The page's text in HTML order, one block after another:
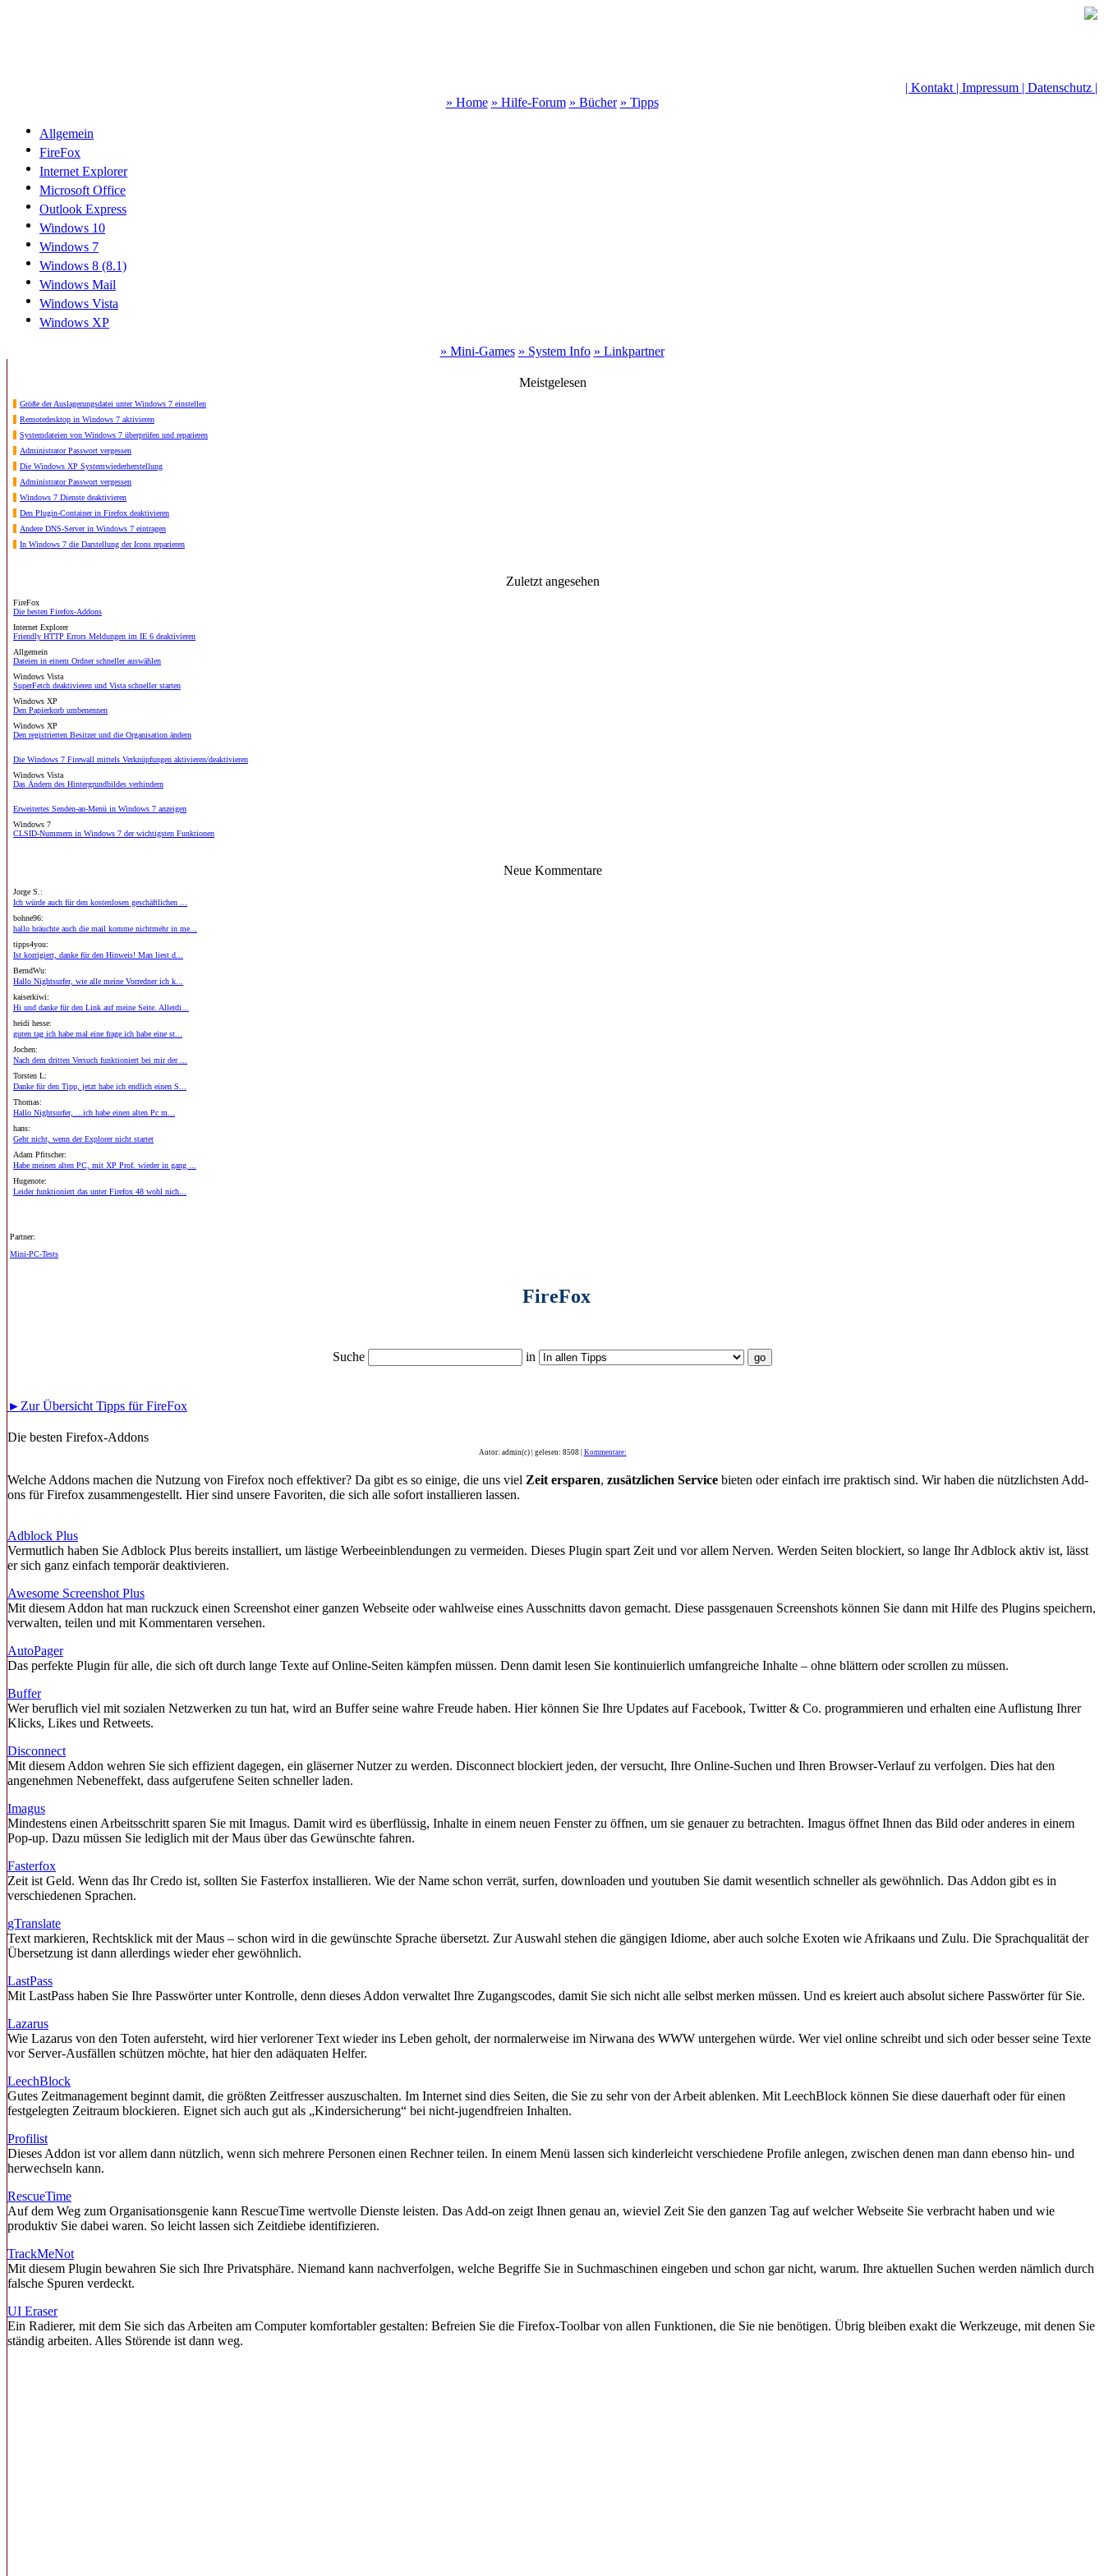
| Kontakt | Impressum | Datenschutz |
» Home » Hilfe-Forum » Bücher » Tipps
Allgemein
FireFox
Internet Explorer
Microsoft Office
Outlook Express
Windows 10
Windows 7
Windows 8 (8.1)
Windows Mail
Windows Vista
Windows XP
» Mini-Games » System Info » Linkpartner
Meistgelesen
Größe der Auslagerungsdatei unter Windows 7 einstellen
Remotedesktop in Windows 7 aktivieren
Systemdateien von Windows 7 überprüfen und reparieren
Administrator Passwort vergessen
Die Windows XP Systemwiederherstellung
Administrator Passwort vergessen
Windows 7 Dienste deaktivieren
Den Plugin-Container in Firefox deaktivieren
Andere DNS-Server in Windows 7 eintragen
In Windows 7 die Darstellung der Icons reparieren
Zuletzt angesehen
FireFox
Die besten Firefox-Addons
Internet Explorer
Friendly HTTP Errors Meldungen im IE 6 deaktivieren
Allgemein
Dateien in einem Ordner schneller auswählen
Windows Vista
SuperFetch deaktivieren und Vista schneller starten
Windows XP
Den Papierkorb umbenennen
Windows XP
Den registrierten Besitzer und die Organisation ändern
Die Windows 7 Firewall mittels Verknüpfungen aktivieren/deaktivieren
Windows Vista
Das Ändern des Hintergrundbildes verhindern
Erweitertes Senden-an-Menü in Windows 7 anzeigen
Windows 7
CLSID-Nummern in Windows 7 der wichtigsten Funktionen
Neue Kommentare
Jorge S.:
Ich würde auch für den kostenlosen geschäftlichen ...
bohne96:
hallo bräuchte auch die mail komme nichtmehr in me...
tipps4you:
Ist korrigiert, danke für den Hinweis! Man liest d...
BerndWu:
Hallo Nightsurfer, wie alle meine Vorredner ich k...
kaiserkiwi:
Hi und danke für den Link auf meine Seite. Allerdi...
heidi hesse:
guten tag ich habe mal eine frage ich habe eine st...
Jochen:
Nach dem dritten Versuch funktioniert bei mir der ...
Torsten L:
Danke für den Tipp, jetzt habe ich endlich einen S...
Thomas:
Hallo Nightsurfer, ...ich habe einen alten Pc m...
hans:
Geht nicht, wenn der Explorer nicht startet
Adam Pfitscher:
Habe meinen alten PC, mit XP Prof. wieder in gang ...
Hugenote:
Leider funktioniert das unter Firefox 48 wohl nich...
Partner:
Mini-PC-Tests
FireFox
Suche in
►Zur Übersicht Tipps für FireFox
Die besten Firefox-Addons
Autor: admin(c) | gelesen: 8508 | Kommentare:
Welche Addons machen die Nutzung von Firefox noch effektiver? Da gibt es so einige, die uns viel Zeit ersparen, zusätzlichen Service bieten oder einfach irre praktisch sind. Wir haben die nützlichsten Add-
ons für Firefox zusammengestellt. Hier sind unsere Favoriten, die sich alle sofort installieren lassen.
Adblock Plus
Vermutlich haben Sie Adblock Plus bereits installiert, um lästige Werbeeinblendungen zu vermeiden. Dieses Plugin spart Zeit und vor allem Nerven. Werden Seiten blockiert, so lange Ihr Adblock aktiv ist, lässt
er sich ganz einfach temporär deaktivieren.
Awesome Screenshot Plus
Mit diesem Addon hat man ruckzuck einen Screenshot einer ganzen Webseite oder wahlweise eines Ausschnitts davon gemacht. Diese passgenauen Screenshots können Sie dann mit Hilfe des Plugins speichern,
verwalten, teilen und mit Kommentaren versehen.
AutoPager
Das perfekte Plugin für alle, die sich oft durch lange Texte auf Online-Seiten kämpfen müssen. Denn damit lesen Sie kontinuierlich umfangreiche Inhalte – ohne blättern oder scrollen zu müssen.
Buffer
Wer beruflich viel mit sozialen Netzwerken zu tun hat, wird an Buffer seine wahre Freude haben. Hier können Sie Ihre Updates auf Facebook, Twitter & Co. programmieren und erhalten eine Auflistung Ihrer
Klicks, Likes und Retweets.
Disconnect
Mit diesem Addon wehren Sie sich effizient dagegen, ein gläserner Nutzer zu werden. Disconnect blockiert jeden, der versucht, Ihre Online-Suchen und Ihren Browser-Verlauf zu verfolgen. Dies hat den
angenehmen Nebeneffekt, dass aufgerufene Seiten schneller laden.
Imagus
Mindestens einen Arbeitsschritt sparen Sie mit Imagus. Damit wird es überflüssig, Inhalte in einem neuen Fenster zu öffnen, um sie genauer zu betrachten. Imagus öffnet Ihnen das Bild oder anderes in einem
Pop-up. Dazu müssen Sie lediglich mit der Maus über das Gewünschte fahren.
Fasterfox
Zeit ist Geld. Wenn das Ihr Credo ist, sollten Sie Fasterfox installieren. Wie der Name schon verrät, surfen, downloaden und youtuben Sie damit wesentlich schneller als gewöhnlich. Das Addon gibt es in
verschiedenen Sprachen.
gTranslate
Text markieren, Rechtsklick mit der Maus – schon wird in die gewünschte Sprache übersetzt. Zur Auswahl stehen die gängigen Idiome, aber auch solche Exoten wie Afrikaans und Zulu. Die Sprachqualität der
Übersetzung ist dann allerdings wieder eher gewöhnlich.
LastPass
Mit LastPass haben Sie Ihre Passwörter unter Kontrolle, denn dieses Addon verwaltet Ihre Zugangscodes, damit Sie sich nicht alle selbst merken müssen. Und es kreiert auch absolut sichere Passwörter für Sie.
Lazarus
Wie Lazarus von den Toten aufersteht, wird hier verlorener Text wieder ins Leben geholt, der normalerweise im Nirwana des WWW untergehen würde. Wer viel online schreibt und sich oder besser seine Texte
vor Server-Ausfällen schützen möchte, hat hier den adäquaten Helfer.
LeechBlock
Gutes Zeitmanagement beginnt damit, die größten Zeitfresser auszuschalten. Im Internet sind dies Seiten, die Sie zu sehr von der Arbeit ablenken. Mit LeechBlock können Sie diese dauerhaft oder für einen
festgelegten Zeitraum blockieren. Eignet sich auch gut als „Kindersicherung“ bei nicht-jugendfreien Inhalten.
Profilist
Dieses Addon ist vor allem dann nützlich, wenn sich mehrere Personen einen Rechner teilen. In einem Menü lassen sich kinderleicht verschiedene Profile anlegen, zwischen denen man dann ebenso hin- und
herwechseln kann.
RescueTime
Auf dem Weg zum Organisationsgenie kann RescueTime wertvolle Dienste leisten. Das Add-on zeigt Ihnen genau an, wieviel Zeit Sie den ganzen Tag auf welcher Webseite Sie verbracht haben und wie
produktiv Sie dabei waren. So leicht lassen sich Zeitdiebe identifizieren.
TrackMeNot
Mit diesem Plugin bewahren Sie sich Ihre Privatsphäre. Niemand kann nachverfolgen, welche Begriffe Sie in Suchmaschinen eingeben und schon gar nicht, warum. Ihre aktuellen Suchen werden nämlich durch
falsche Spuren verdeckt.
UI Eraser
Ein Radierer, mit dem Sie sich das Arbeiten am Computer komfortabler gestalten: Befreien Sie die Firefox-Toolbar von allen Funktionen, die Sie nie benötigen. Übrig bleiben exakt die Werkzeuge, mit denen Sie
ständig arbeiten. Alles Störende ist dann weg.